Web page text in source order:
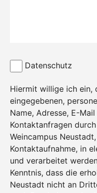
Datenschutz
Hiermit willige ich ein,
eingegebenen,
Name, Adresse, E-
Kontaktanfragen
Weincampus
Kontaktaufnahme, in
und verarbeitet
Kenntnis, dass die
Neustadt nicht an